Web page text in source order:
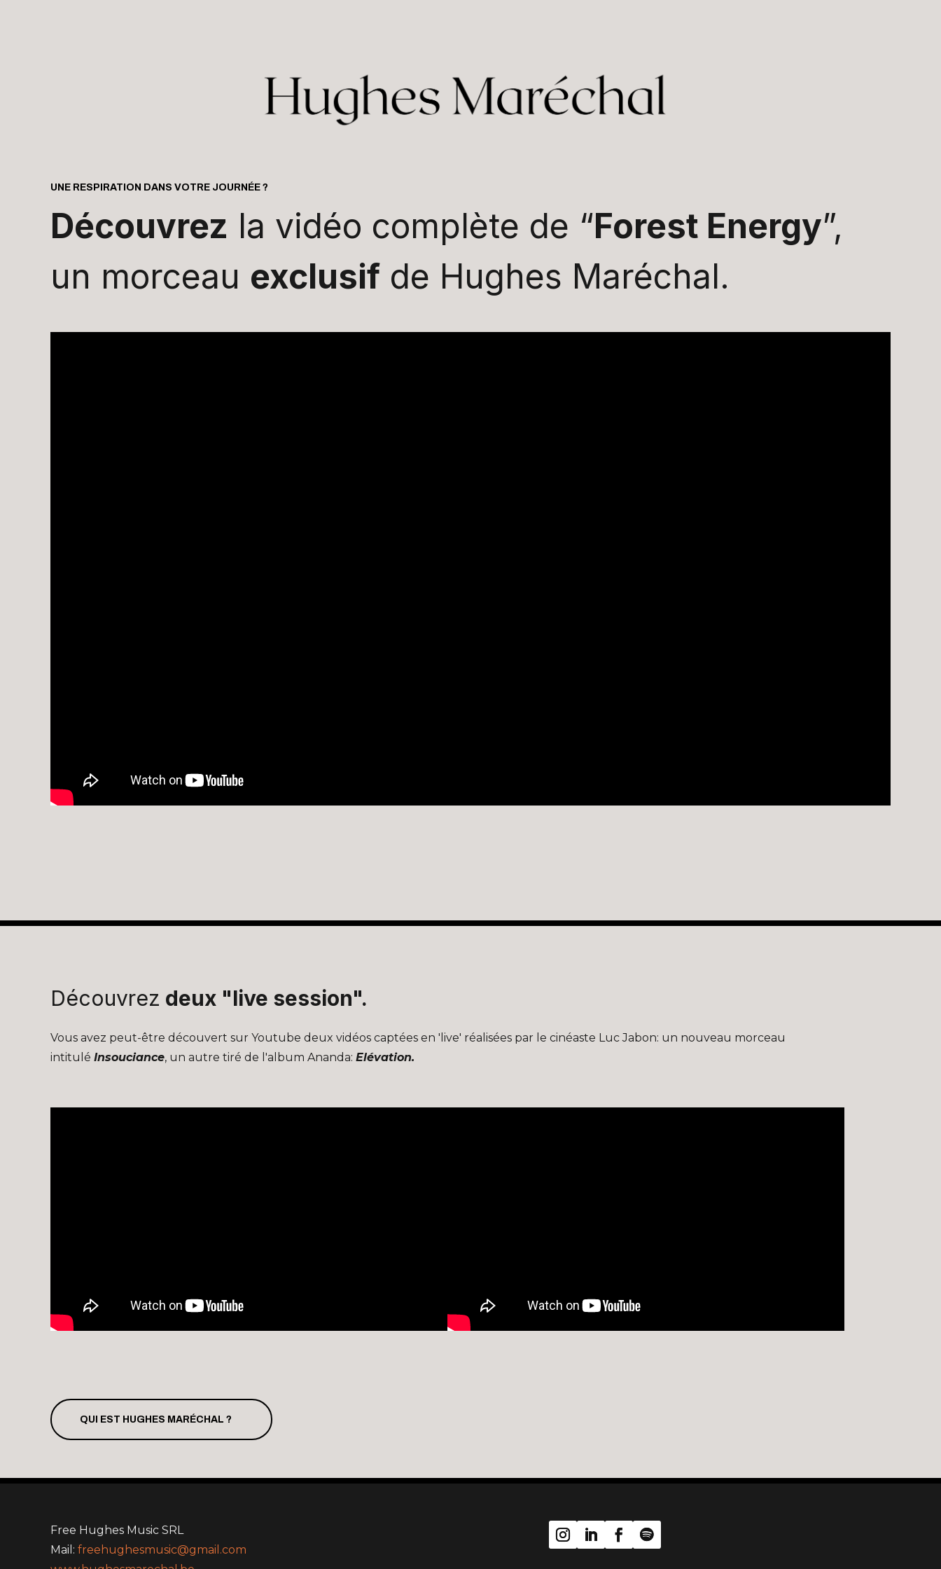
UNE RESPIRATION DANS VOTRE JOURNÉE ?
Découvrez la vidéo complète de “Forest Energy”,
un morceau exclusif de Hughes Maréchal.
Découvrez deux "live session".
Vous avez peut-être découvert sur Youtube deux vidéos captées en 'live' réalisées par le cinéaste Luc Jabon: un nouveau morceau
intitulé Insouciance, un autre tiré de l'album Ananda: Elévation.
QUI EST HUGHES MARÉCHAL ?
Free Hughes Music SRL
Mail: freehughesmusic@gmail.com